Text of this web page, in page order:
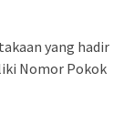
yang hadir
Nomor Pokok